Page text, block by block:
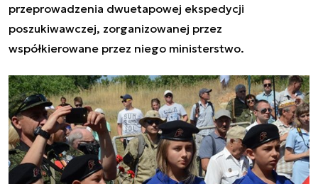
przeprowadzenia dwuetapowej ekspedycji
poszukiwawczej, zorganizowanej przez
współkierowane przez niego ministerstwo.